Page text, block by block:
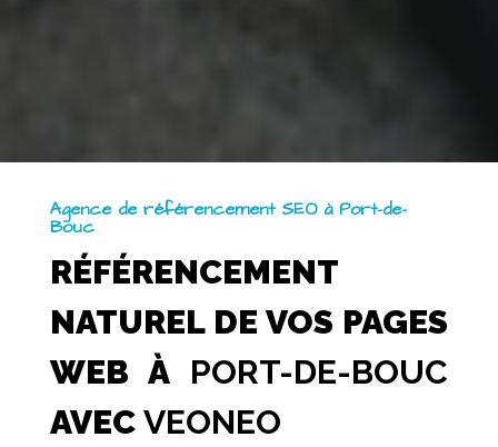
Agence de référencement SEO à Port-de-
Bouc
RÉFÉRENCEMENT
NATUREL DE VOS PAGES
WEB À PORT-DE-BOUC
AVEC VEONEO